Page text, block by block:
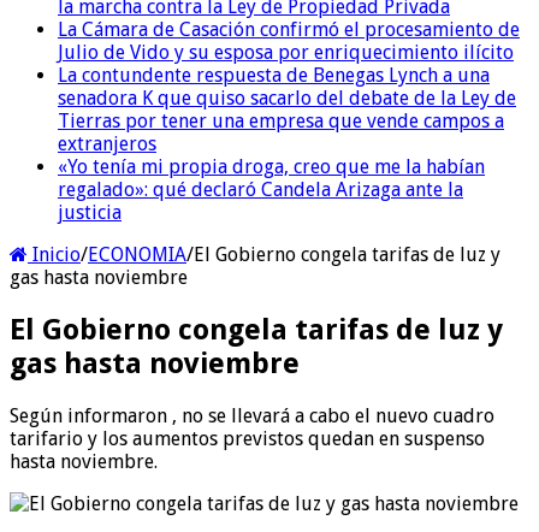
la marcha contra la Ley de Propiedad Privada
La Cámara de Casación confirmó el procesamiento de
Julio de Vido y su esposa por enriquecimiento ilícito
La contundente respuesta de Benegas Lynch a una
senadora K que quiso sacarlo del debate de la Ley de
Tierras por tener una empresa que vende campos a
extranjeros
«Yo tenía mi propia droga, creo que me la habían
regalado»: qué declaró Candela Arizaga ante la
justicia
Inicio/ECONOMIA/El Gobierno congela tarifas de luz y
gas hasta noviembre
El Gobierno congela tarifas de luz y
gas hasta noviembre
Según informaron , no se llevará a cabo el nuevo cuadro
tarifario y los aumentos previstos quedan en suspenso
hasta noviembre.